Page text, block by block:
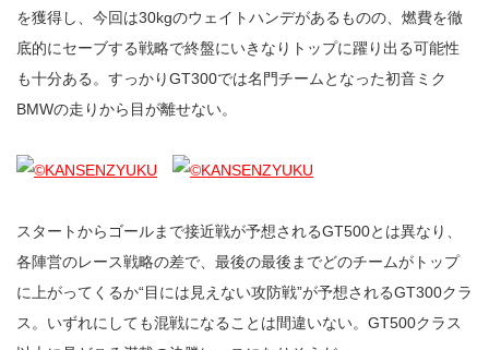
を獲得し、今回は30kgのウェイトハンデがあるものの、燃費を徹
底的にセーブする戦略で終盤にいきなりトップに躍り出る可能性
も十分ある。すっかりGT300では名門チームとなった初音ミク
BMWの走りから目が離せない。
スタートからゴールまで接近戦が予想されるGT500とは異なり、
各陣営のレース戦略の差で、最後の最後までどのチームがトップ
に上がってくるか“目には見えない攻防戦”が予想されるGT300クラ
ス。いずれにしても混戦になることは間違いない。GT500クラス